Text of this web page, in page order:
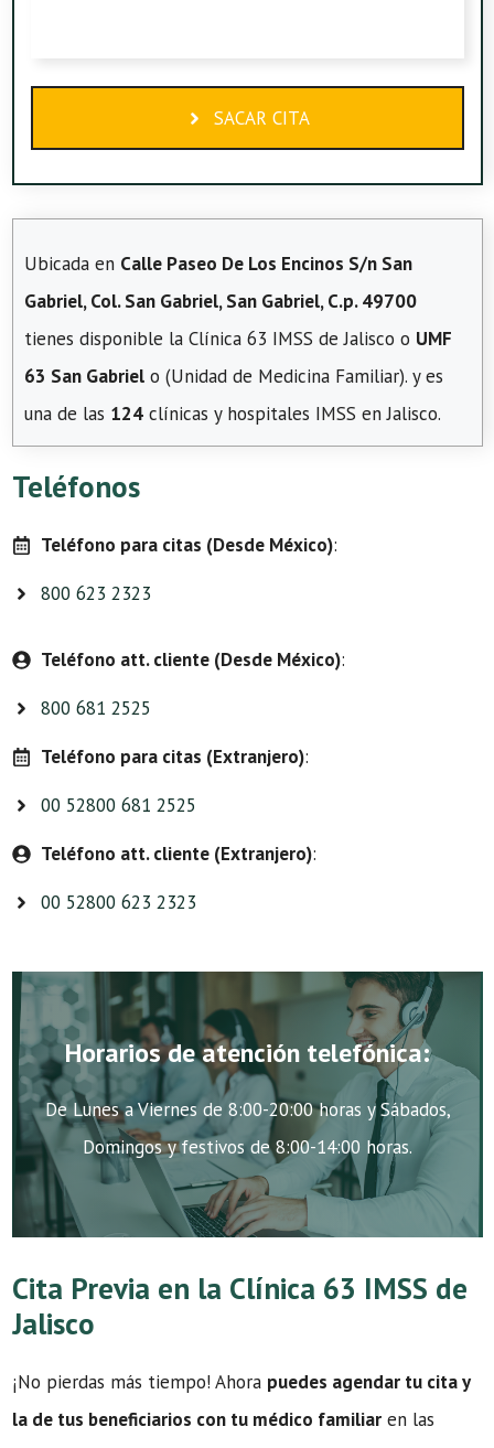
SACAR CITA
Ubicada en Calle Paseo De Los Encinos S/n San
Gabriel, Col. San Gabriel, San Gabriel, C.p. 49700
tienes disponible la Clínica 63 IMSS de Jalisco o UMF
63 San Gabriel o (Unidad de Medicina Familiar). y es
una de las 124 clínicas y hospitales IMSS en Jalisco.
Teléfonos
Teléfono para citas (Desde México):
800 623 2323
Teléfono att. cliente (Desde México):
800 681 2525
Teléfono para citas (Extranjero):
00 52800 681 2525
Teléfono att. cliente (Extranjero):
00 52800 623 2323
Horarios de atención telefónica:
De Lunes a Viernes de 8:00-20:00 horas y Sábados,
Domingos y festivos de 8:00-14:00 horas.
Cita Previa en la Clínica 63 IMSS de
Jalisco
¡No pierdas más tiempo! Ahora puedes agendar tu cita y
la de tus beneficiarios con tu médico familiar en las